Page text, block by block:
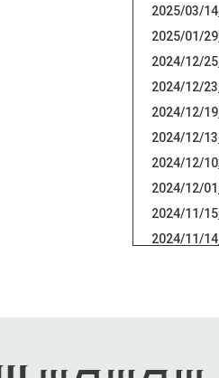
2025/03/14
2025/01/29
2024/12/25
2024/12/23
2024/12/19
2024/12/13
2024/12/10
2024/12/01
2024/11/15
2024/11/14
2024/10/29